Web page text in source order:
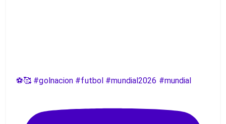
⚽️🥰 #golnacion #futbol #mundial2026 #mundial